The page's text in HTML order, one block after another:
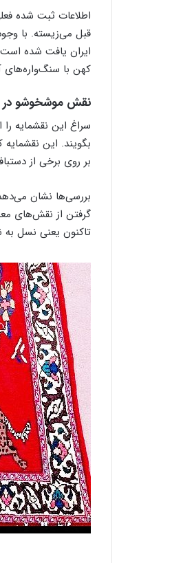
قبل می‌زیسته. با
ایران یافت شده
کهن با سنگ‌واره‌های
نقش موشخوشو در
سراغ این نقشمایه
بگویند. این
بر روی برخی از
بررسی‌ها نشان می‌دهد
گرفتن از نقش‌های
تاکنون یعنی نسل